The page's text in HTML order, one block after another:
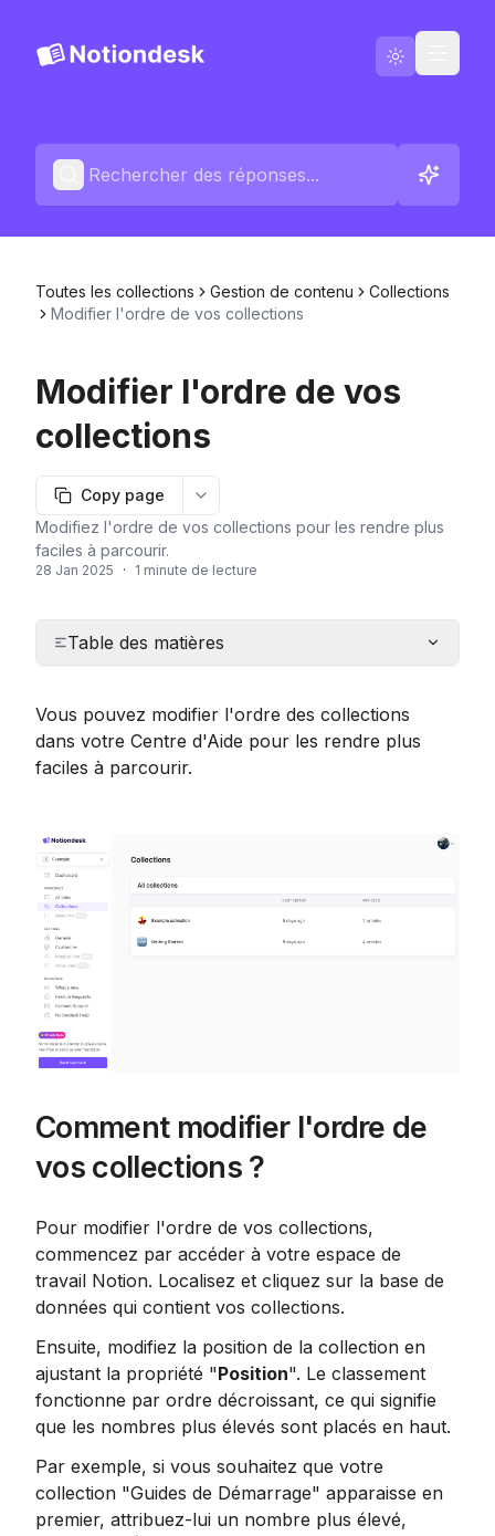
Blog
Français
Changelog
Toutes les collections Gestion de contenu
Collections
Modifier l'ordre de vos collections
Modifier l'ordre de vos
collections
Copy page
More options
Modifiez l'ordre de vos collections pour les rendre plus
faciles à parcourir.
28 Jan 2025 · 1 minute de lecture
Table des matières
Vous pouvez modifier l'ordre des collections
dans votre Centre d'Aide pour les rendre plus
faciles à parcourir.
Comment modifier l'ordre de
vos collections ?
Pour modifier l'ordre de vos collections,
commencez par accéder à votre espace de
travail Notion. Localisez et cliquez sur la base de
données qui contient vos collections.
Ensuite, modifiez la position de la collection en
ajustant la propriété "Position". Le classement
fonctionne par ordre décroissant, ce qui signifie
que les nombres plus élevés sont placés en haut.
Par exemple, si vous souhaitez que votre
collection "Guides de Démarrage" apparaisse en
premier, attribuez-lui un nombre plus élevé,